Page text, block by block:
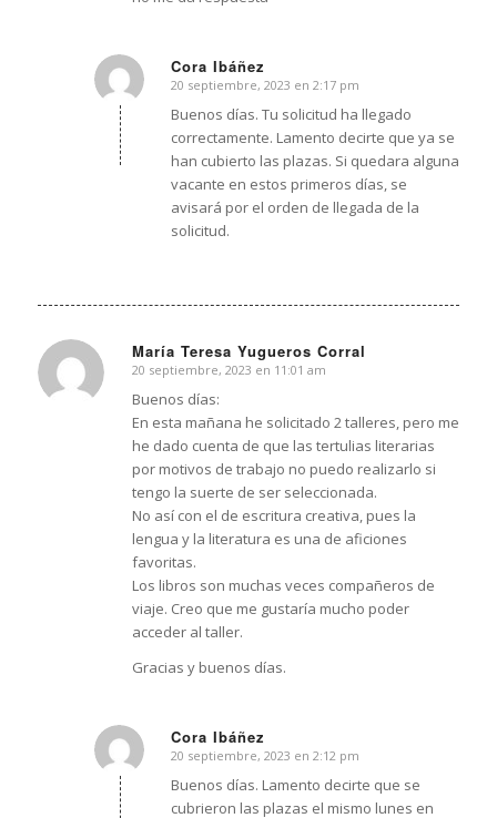
Cora Ibáñez
Dice:
20 septiembre, 2023 en 2:17 pm
Buenos días. Tu solicitud ha llegado
correctamente. Lamento decirte que ya se
han cubierto las plazas. Si quedara alguna
vacante en estos primeros días, se
avisará por el orden de llegada de la
solicitud.
María Teresa Yugueros Corral
Dice:
20 septiembre, 2023 en 11:01 am
Buenos días:
En esta mañana he solicitado 2 talleres, pero me
he dado cuenta de que las tertulias literarias
por motivos de trabajo no puedo realizarlo si
tengo la suerte de ser seleccionada.
No así con el de escritura creativa, pues la
lengua y la literatura es una de aficiones
favoritas.
Los libros son muchas veces compañeros de
viaje. Creo que me gustaría mucho poder
acceder al taller.
Gracias y buenos días.
Cora Ibáñez
Dice:
20 septiembre, 2023 en 2:12 pm
Buenos días. Lamento decirte que se
cubrieron las plazas el mismo lunes en